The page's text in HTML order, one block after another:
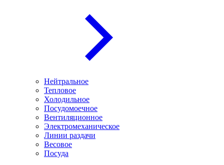
Нейтральное
Тепловое
Холодильное
Посудомоечное
Вентиляционное
Электромеханическое
Линии раздачи
Весовое
Посуда